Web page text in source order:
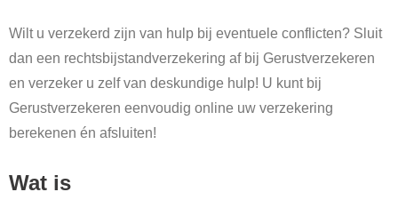
Wilt u verzekerd zijn van hulp bij eventuele conflicten? Sluit
dan een rechtsbijstandverzekering af bij Gerustverzekeren
en verzeker u zelf van deskundige hulp! U kunt bij
Gerustverzekeren eenvoudig online uw verzekering
berekenen én afsluiten!
Wat is